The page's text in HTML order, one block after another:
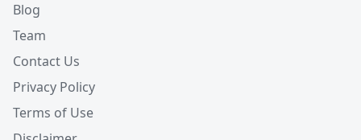
Blog
Team
Contact Us
Privacy Policy
Terms of Use